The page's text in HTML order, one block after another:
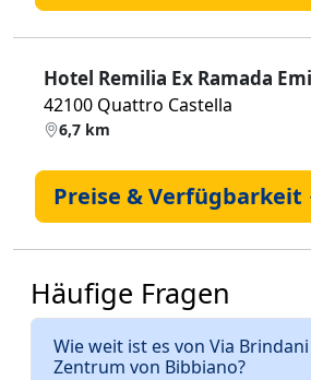
Hotel Remilia Ex Ramada
42100 Quattro Castella
6,7 km
Preise & Verfügbarkeit
Häufige Fragen
Wie weit ist es von Via
Zentrum von Bibbiano?